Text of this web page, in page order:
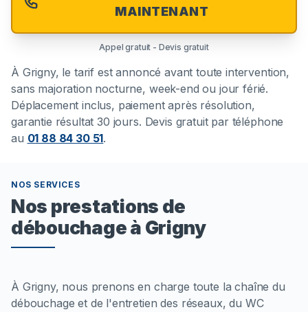
MAINTENANT
Appel gratuit - Devis gratuit
À Grigny, le tarif est annoncé avant toute intervention,
sans majoration nocturne, week-end ou jour férié.
Déplacement inclus, paiement après résolution,
garantie résultat 30 jours. Devis gratuit par téléphone
au 01 88 84 30 51.
NOS SERVICES
Nos prestations de
débouchage à Grigny
À Grigny, nous prenons en charge toute la chaîne du
débouchage et de l'entretien des réseaux, du WC